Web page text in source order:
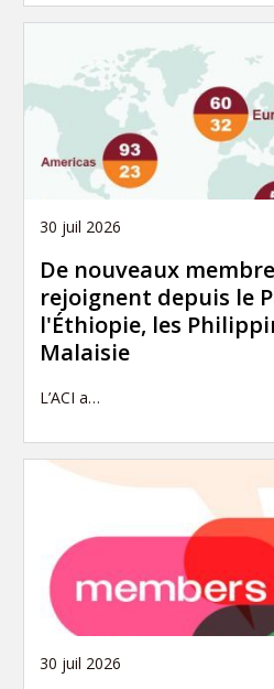
30 juil 2026
De nouveaux
rejoignent depuis le
l'Éthiopie, les
Malaisie
L’ACI a…
30 juil 2026